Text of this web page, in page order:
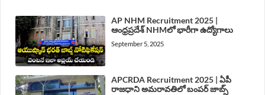
AP NHM Recruitment 2025 |
ఆంధ్రప్రదేశ్ NHMలో భారీగా ఉద్యోగాలు
September 5, 2025
APCRDA Recruitment 2025 | ఏపీ
రాజధాని అమరావతిలో బంపర్ జాబ్స్